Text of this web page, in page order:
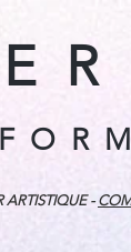
R M
ARTISTIQUE -